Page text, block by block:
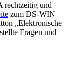
rechtzeitig und
zum DS-WIN
„Elektronische
Fragen und